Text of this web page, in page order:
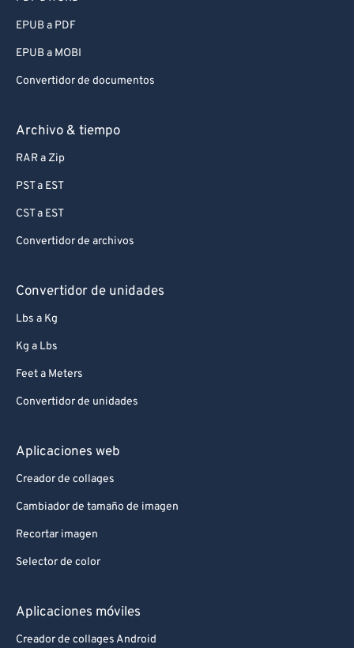
EPUB a PDF
EPUB a MOBI
Convertidor de documentos
Archivo & tiempo
RAR a Zip
PST a EST
CST a EST
Convertidor de archivos
Convertidor de unidades
Lbs a Kg
Kg a Lbs
Feet a Meters
Convertidor de unidades
Aplicaciones web
Creador de collages
Cambiador de tamaño de imagen
Recortar imagen
Selector de color
Aplicaciones móviles
Creador de collages Android